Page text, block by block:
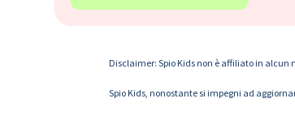
Disclaimer: Spio Kids non è affiliato in
Spio Kids, nonostante si impegni ad